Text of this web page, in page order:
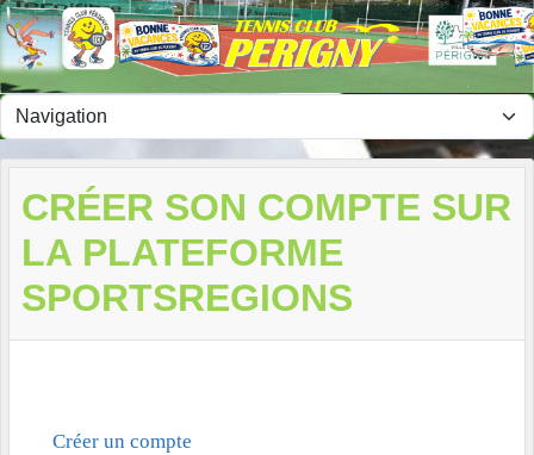
CRÉER SON COMPTE SUR
LA PLATEFORME
SPORTSREGIONS
Créer un compte
Panneau de gestion des cookies